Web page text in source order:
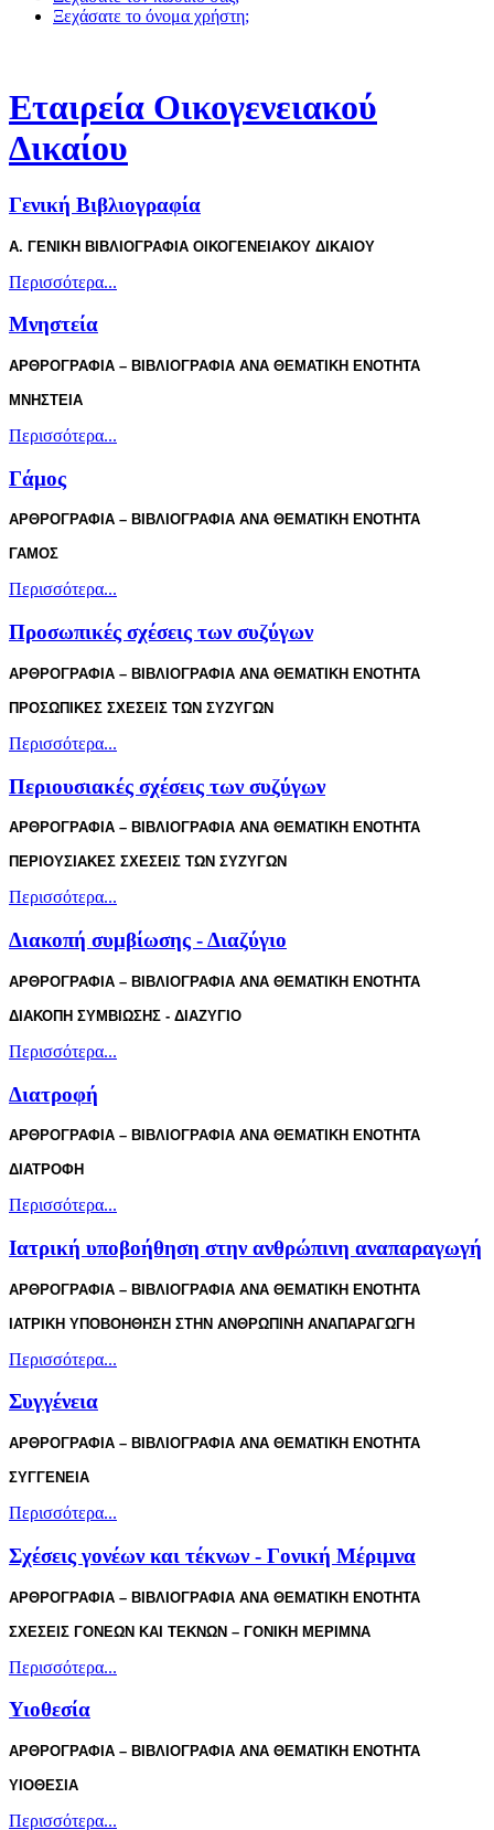
Ξεχάσατε το όνομα χρήστη;
Εταιρεία Οικογενειακού
Δικαίου
Γενική Βιβλιογραφία
Α. ΓΕΝΙΚΗ ΒΙΒΛΙΟΓΡΑΦΙΑ ΟΙΚΟΓΕΝΕΙΑΚΟΥ ΔΙΚΑΙΟΥ
Περισσότερα...
Μνηστεία
ΑΡΘΡΟΓΡΑΦΙΑ – ΒΙΒΛΙΟΓΡΑΦΙΑ ΑΝΑ ΘΕΜΑΤΙΚΗ ΕΝΟΤΗΤΑ
ΜΝΗΣΤΕΙΑ
Περισσότερα...
Γάμος
ΑΡΘΡΟΓΡΑΦΙΑ – ΒΙΒΛΙΟΓΡΑΦΙΑ ΑΝΑ ΘΕΜΑΤΙΚΗ ΕΝΟΤΗΤΑ
ΓΑΜΟΣ
Περισσότερα...
Προσωπικές σχέσεις των συζύγων
ΑΡΘΡΟΓΡΑΦΙΑ – ΒΙΒΛΙΟΓΡΑΦΙΑ ΑΝΑ ΘΕΜΑΤΙΚΗ ΕΝΟΤΗΤΑ
ΠΡΟΣΩΠΙΚΕΣ ΣΧΕΣΕΙΣ ΤΩΝ ΣΥΖΥΓΩΝ
Περισσότερα...
Περιουσιακές σχέσεις των συζύγων
ΑΡΘΡΟΓΡΑΦΙΑ – ΒΙΒΛΙΟΓΡΑΦΙΑ ΑΝΑ ΘΕΜΑΤΙΚΗ ΕΝΟΤΗΤΑ
ΠΕΡΙΟΥΣΙΑΚΕΣ ΣΧΕΣΕΙΣ ΤΩΝ ΣΥΖΥΓΩΝ
Περισσότερα...
Διακοπή συμβίωσης - Διαζύγιο
ΑΡΘΡΟΓΡΑΦΙΑ – ΒΙΒΛΙΟΓΡΑΦΙΑ ΑΝΑ ΘΕΜΑΤΙΚΗ ΕΝΟΤΗΤΑ
ΔΙΑΚΟΠΗ ΣΥΜΒΙΩΣΗΣ - ΔΙΑΖΥΓΙΟ
Περισσότερα...
Διατροφή
ΑΡΘΡΟΓΡΑΦΙΑ – ΒΙΒΛΙΟΓΡΑΦΙΑ ΑΝΑ ΘΕΜΑΤΙΚΗ ΕΝΟΤΗΤΑ
ΔΙΑΤΡΟΦΗ
Περισσότερα...
Ιατρική υποβοήθηση στην ανθρώπινη αναπαραγωγή
ΑΡΘΡΟΓΡΑΦΙΑ – ΒΙΒΛΙΟΓΡΑΦΙΑ ΑΝΑ ΘΕΜΑΤΙΚΗ ΕΝΟΤΗΤΑ
ΙΑΤΡΙΚΗ ΥΠΟΒΟΗΘΗΣΗ ΣΤΗΝ ΑΝΘΡΩΠΙΝΗ ΑΝΑΠΑΡΑΓΩΓΗ
Περισσότερα...
Συγγένεια
ΑΡΘΡΟΓΡΑΦΙΑ – ΒΙΒΛΙΟΓΡΑΦΙΑ ΑΝΑ ΘΕΜΑΤΙΚΗ ΕΝΟΤΗΤΑ
ΣΥΓΓΕΝΕΙΑ
Περισσότερα...
Σχέσεις γονέων και τέκνων - Γονική Μέριμνα
ΑΡΘΡΟΓΡΑΦΙΑ – ΒΙΒΛΙΟΓΡΑΦΙΑ ΑΝΑ ΘΕΜΑΤΙΚΗ ΕΝΟΤΗΤΑ
ΣΧΕΣΕΙΣ ΓΟΝΕΩΝ ΚΑΙ ΤΕΚΝΩΝ – ΓΟΝΙΚΗ ΜΕΡΙΜΝΑ
Περισσότερα...
Υιοθεσία
ΑΡΘΡΟΓΡΑΦΙΑ – ΒΙΒΛΙΟΓΡΑΦΙΑ ΑΝΑ ΘΕΜΑΤΙΚΗ ΕΝΟΤΗΤΑ
ΥΙΟΘΕΣΙΑ
Περισσότερα...